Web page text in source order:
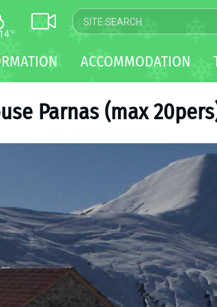
14°C
ACCOMMODATION
Parnas (max
TRANSFER